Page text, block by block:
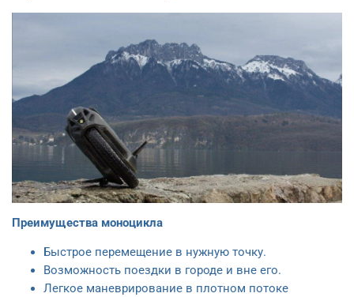
Преимущества моноцикла
Быстрое перемещение в нужную точку.
Возможность поездки в городе и вне его.
Легкое маневрирование в плотном потоке